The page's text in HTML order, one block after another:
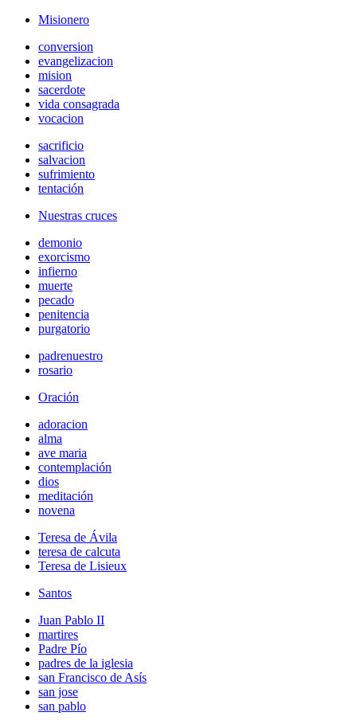
Misionero
conversion
evangelizacion
mision
sacerdote
vida consagrada
vocacion
sacrificio
salvacion
sufrimiento
tentación
Nuestras cruces
demonio
exorcismo
infierno
muerte
pecado
penitencia
purgatorio
padrenuestro
rosario
Oración
adoracion
alma
ave maria
contemplación
dios
meditación
novena
Teresa de Ávila
teresa de calcuta
Teresa de Lisieux
Santos
Juan Pablo II
martires
Padre Pío
padres de la iglesia
san Francisco de Asís
san jose
san pablo